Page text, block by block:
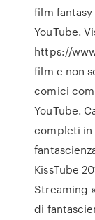
film
YouTube.
https://
film e non
comici
YouTube.
completi in
KissTube
Streaming
di